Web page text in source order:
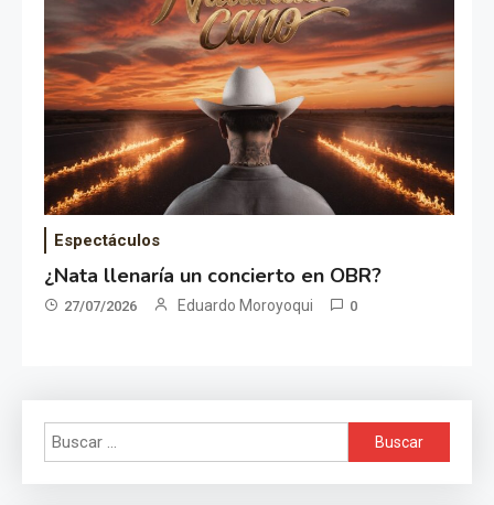
Espectáculos
¿Nata llenaría un concierto en OBR?
27/07/2026 Eduardo Moroyoqui 0
Buscar: